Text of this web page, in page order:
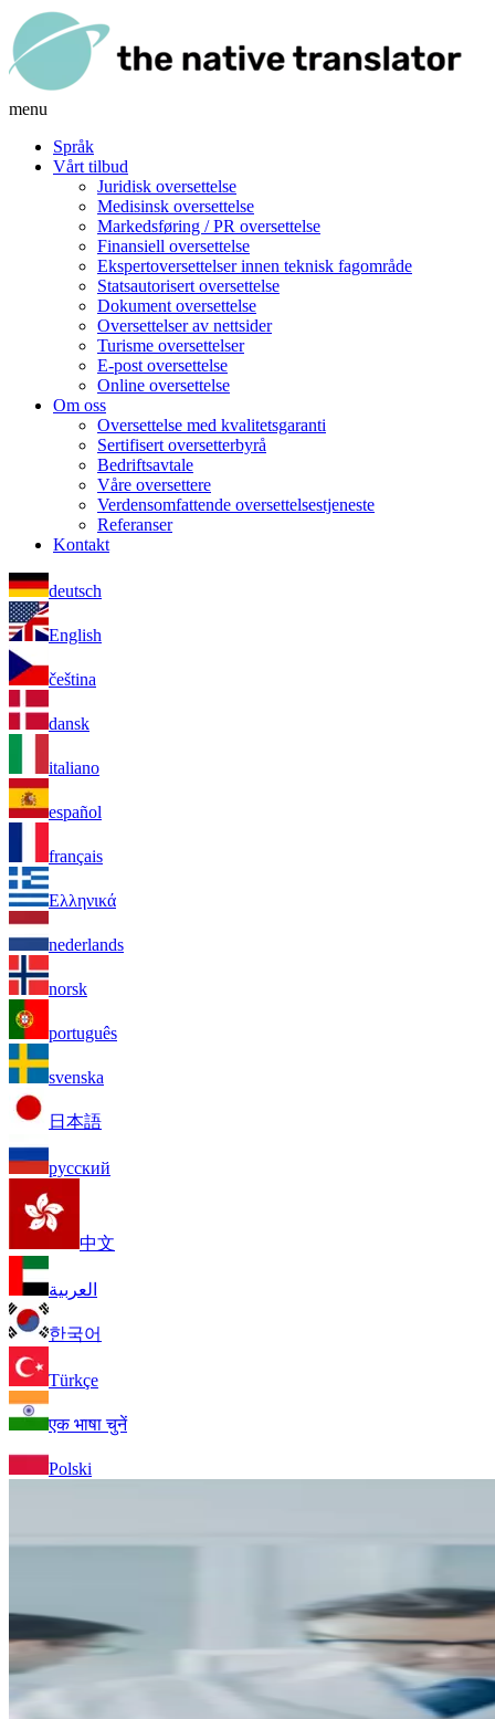
menu
Språk
Vårt tilbud
Juridisk oversettelse
Medisinsk oversettelse
Markedsføring / PR oversettelse
Finansiell oversettelse
Ekspertoversettelser innen teknisk fagområde
Statsautorisert oversettelse
Dokument oversettelse
Oversettelser av nettsider
Turisme oversettelser
E-post oversettelse
Online oversettelse
Om oss
Oversettelse med kvalitetsgaranti
Sertifisert oversetterbyrå
Bedriftsavtale
Våre oversettere
Verdensomfattende oversettelsestjeneste
Referanser
Kontakt
deutsch
English
čeština
dansk
italiano
español
français
Ελληνικά
nederlands
norsk
português
svenska
日本語
русский
中文
العربية
한국어
Türkçe
एक भाषा चुनें
Polski